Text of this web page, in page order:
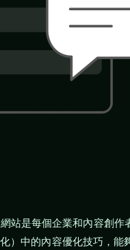
站是每個企業和內容創作
）中的內容優化技巧，能